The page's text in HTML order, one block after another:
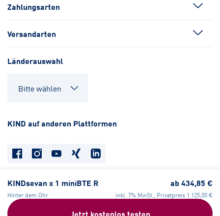
KINDsevan x 1 miniBTE R ab434,85 €
Hinter dem Ohr inkl. 7% MwSt., Privatpreis 1.125,00 €
Jetzt kostenlos testen
Zahlungsarten
Versandarten
Länderauswahl
KIND auf anderen Plattformen
Datenschutz Cookie-Einstellungen
Barrierefreiheit